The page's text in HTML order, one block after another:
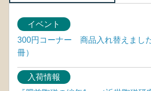
イベント
300円コーナー 商品入れ替えまし
冊）
入荷情報